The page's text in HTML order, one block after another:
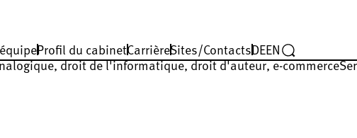
Profil du cabinetCarrièreSites/ContactsDEEN
droit de l'informatique, droit d'auteur, e-commerce